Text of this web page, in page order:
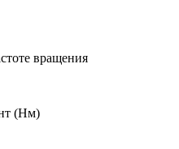
вращения
(Нм)